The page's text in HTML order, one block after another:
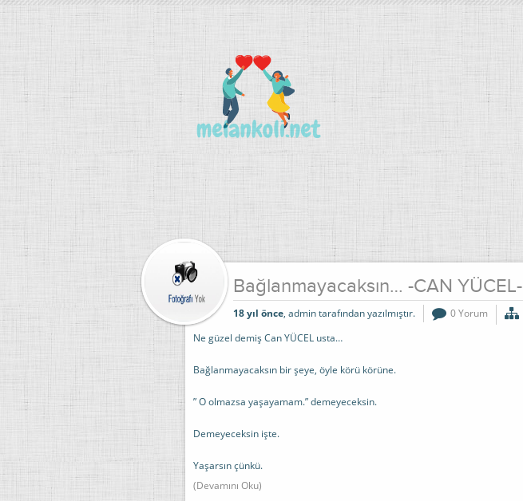
Bağlanmayacaksın… -CAN YÜCEL-
18 yıl önce, admin tarafından yazılmıştır. 0 Yorum
Ne güzel demiş Can YÜCEL usta…
Bağlanmayacaksın bir şeye, öyle körü körüne.
” O olmazsa yaşayamam.” demeyeceksin.
Demeyeceksin işte.
Yaşarsın çünkü.
(Devamını Oku)